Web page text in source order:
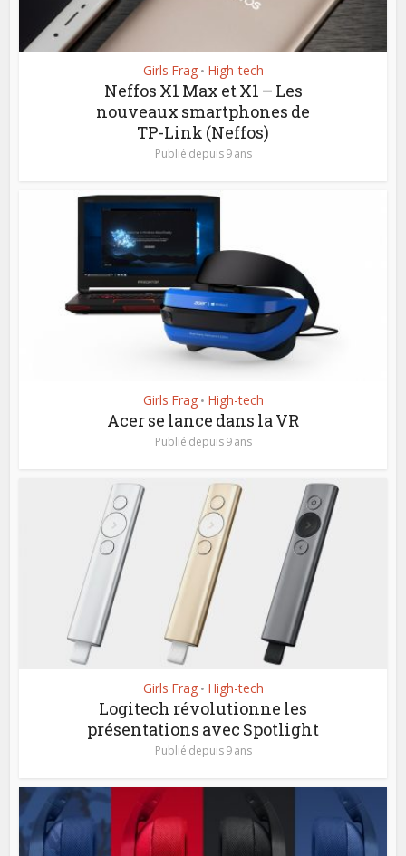
Girls Frag • High-tech
Neffos X1 Max et X1 – Les
nouveaux smartphones de
TP-Link (Neffos)
Publié depuis 9 ans
Girls Frag • High-tech
Acer se lance dans la VR
Publié depuis 9 ans
Girls Frag • High-tech
Logitech révolutionne les
présentations avec Spotlight
Publié depuis 9 ans